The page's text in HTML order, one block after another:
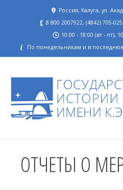
Россия, Калуга, ул.
8 800 2007922, (4842) 705-025
10:00 - 18:00 (вт - пт),
По понедельникам и в
ОТЧЕТЫ О